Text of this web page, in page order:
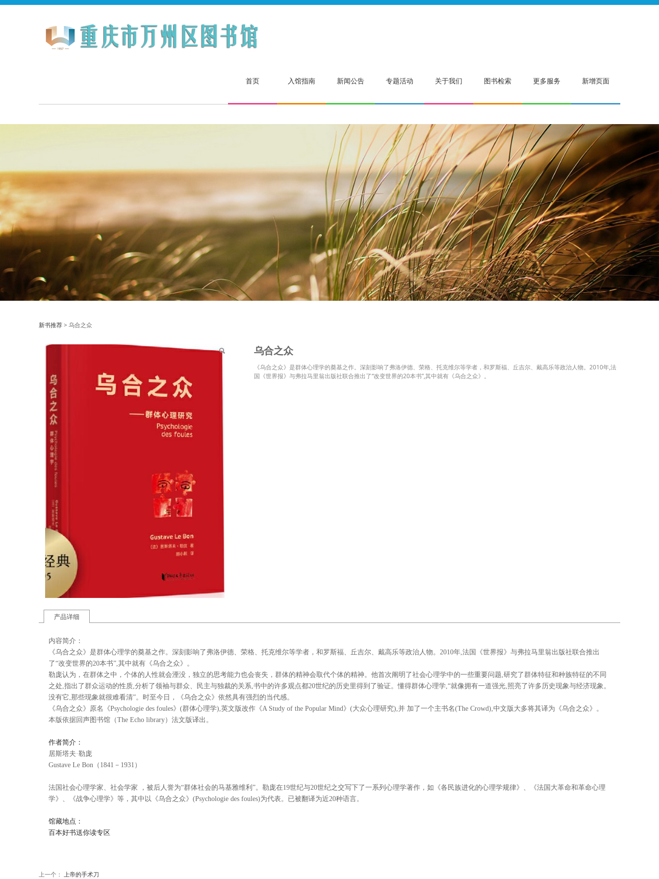
首页 入馆指南 新闻公告 专题活动 关于我们 图书检索 更多服务 新增页面
乌合之众
新书推荐> 乌合之众
乌合之众
《乌合之众》是群体心理学的奠基之作。深刻影响了弗洛伊德、荣格、托克维尔等学者，和罗斯福、丘吉尔、戴高乐等政治人物。2010年,法
国《世界报》与弗拉马里翁出版社联合推出了“改变世界的20本书”,其中就有《乌合之众》。
产品详细
内容简介：
《乌合之众》是群体心理学的奠基之作。深刻影响了弗洛伊德、荣格、托克维尔等学者，和罗斯福、丘吉尔、戴高乐等政治人物。2010年,法国《世界报》与弗拉马里翁出版社联合推出
了“改变世界的20本书”,其中就有《乌合之众》。
勒庞认为，在群体之中，个体的人性就会湮没，独立的思考能力也会丧失，群体的精神会取代个体的精神。他首次阐明了社会心理学中的一些重要问题,研究了群体特征和种族特征的不同
之处,指出了群众运动的性质,分析了领袖与群众、民主与独裁的关系,书中的许多观点都20世纪的历史里得到了验证。懂得群体心理学,“就像拥有一道强光,照亮了许多历史现象与经济现象。
没有它,那些现象就很难看清”。时至今日，《乌合之众》依然具有强烈的当代感。
《乌合之众》原名《Psychologie des foules》(群体心理学),英文版改作《A Study of the Popular Mind》(大众心理研究),并 加了一个主书名(The Crowd),中文版大多将其译为《乌合之众》。
本版依据回声图书馆（The Echo library）法文版译出。
作者简介：
居斯塔夫·勒庞
Gustave Le Bon（1841－1931）
法国社会心理学家、社会学家 ，被后人誉为“群体社会的马基雅维利”。勒庞在19世纪与20世纪之交写下了一系列心理学著作，如《各民族进化的心理学规律》、《法国大革命和革命心理
学》、《战争心理学》等，其中以《乌合之众》(Psychologie des foules)为代表。已被翻译为近20种语言。
馆藏地点：
百本好书送你读专区
上一个： 上帝的手术刀